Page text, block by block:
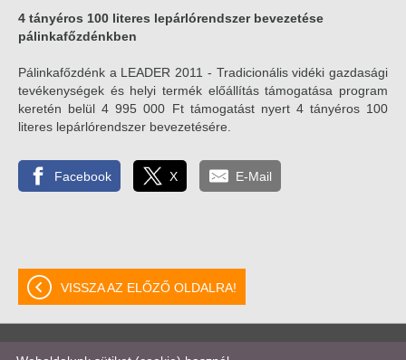
4 tányéros 100 literes lepárlórendszer bevezetése
pálinkafőzdénkben
Pálinkafőzdénk a LEADER 2011 - Tradicionális vidéki gazdasági
tevékenységek és helyi termék előállítás támogatása program
keretén belül 4 995 000 Ft támogatást nyert 4 tányéros 100
literes lepárlórendszer bevezetésére.
Facebook X E-Mail
VISSZA AZ ELŐZŐ OLDALRA!
© 2026 - BERO COLOR Kft.